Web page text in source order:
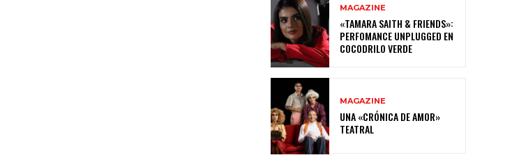
MAGAZINE
«TAMARA SAITH & FRIENDS»:
PERFOMANCE UNPLUGGED EN
COCODRILO VERDE
MAGAZINE
UNA «CRÓNICA DE AMOR»
TEATRAL